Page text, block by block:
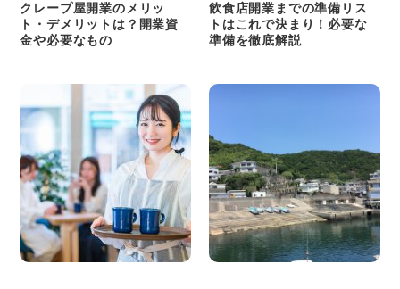
クレープ屋開業のメリッ
ト・デメリットは？開業資
金や必要なもの
飲食店開業までの準備リス
トはこれで決まり！必要な
準備を徹底解説